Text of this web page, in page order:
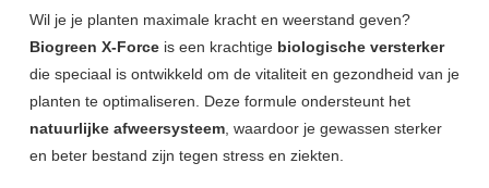
Wil je je planten maximale kracht en weerstand geven?
Biogreen X-Forceis een krachtige biologische versterker
die speciaal is ontwikkeld om de vitaliteit en gezondheid van je
planten te optimaliseren. Deze formule ondersteunt het
natuurlijke afweersysteem, waardoor je gewassen sterker
en beter bestand zijn tegen stress en ziekten.